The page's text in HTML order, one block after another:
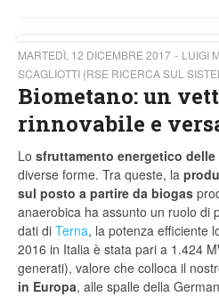
MARTEDÌ, 12 DICEMBRE 2017
LUIGI
SCAGLIOTTI (RSE RICERCA SUL
Biometano: un
rinnovabile e
Lo sfruttamento energetico delle
diverse forme. Tra queste, la
sul posto a partire da biogas
anaerobica ha assunto un ruolo di
dati di Terna, la potenza efficiente
2016 in Italia è stata pari a 1.424
generati), valore che colloca il
in Europa, alle spalle della